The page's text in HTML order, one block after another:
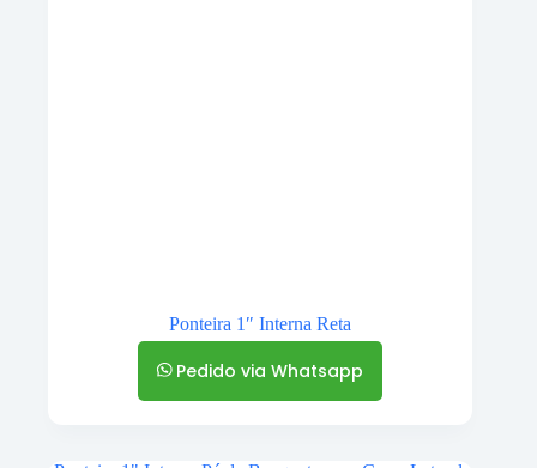
Ponteira 1″ Interna Reta
Pedido via Whatsapp